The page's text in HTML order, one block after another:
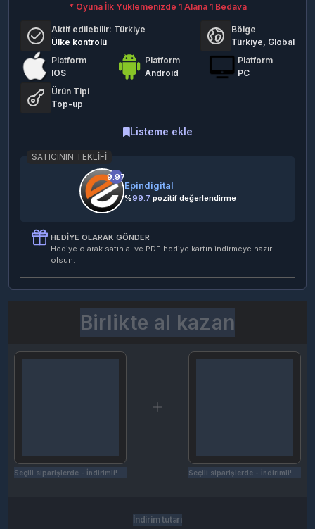
* Oyuna İlk Yüklemenizde 1 Alana 1 Bedava
Aktif edilebilir: Türkiye
Ülke kontrolü
Bölge
Türkiye, Global
Platform
IOS
Platform
Android
Platform
PC
Ürün Tipi
Top-up
Listeme ekle
SATICININ TEKLIFI
9.97
Epindigital
%99.7 pozitif değerlendirme
HEDIYE OLARAK GÖNDER
Hediye olarak satın al ve PDF hediye kartın indirmeye hazır
olsun.
Birlikte al kazan
Seçili siparişlerde - İndirimli! Seçili siparişlerde - İndirimli!
İndirim tutarı